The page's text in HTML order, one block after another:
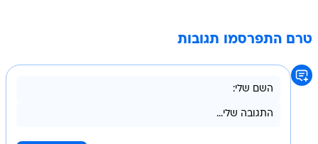
טרם התפרסמו תגובות